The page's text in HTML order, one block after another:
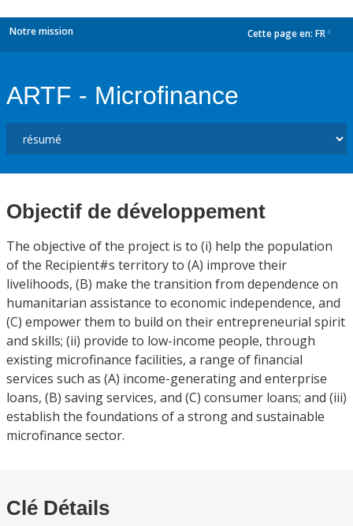
Notre mission Cette page en: FR
ARTF - Microfinance
Objectif de développement
The objective of the project is to (i) help the population
of the Recipient#s territory to (A) improve their
livelihoods, (B) make the transition from dependence on
humanitarian assistance to economic independence, and
(C) empower them to build on their entrepreneurial spirit
and skills; (ii) provide to low-income people, through
existing microfinance facilities, a range of financial
services such as (A) income-generating and enterprise
loans, (B) saving services, and (C) consumer loans; and (iii)
establish the foundations of a strong and sustainable
microfinance sector.
Clé Détails